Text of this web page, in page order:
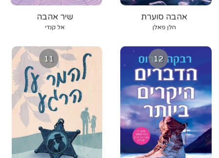
שיר אהבה
אל קנדי
אהבה סוערת
הלן פאלן
11 12